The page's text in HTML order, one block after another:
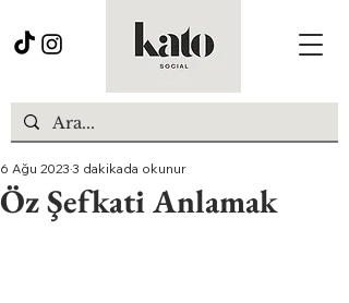
Öz Şefkati Anlamak
6 Ağu 2023 3 dakikada okunur